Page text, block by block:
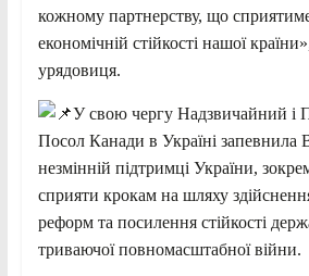
кожному партнерству, що
економічній стійкості нашої
урядовиця.
У свою чергу Надзвичайний і
Посол Канади в Україні запевнила
незмінній підтримці України,
сприяти крокам на шляху
реформ та посилення стійкості
триваючої повномасштабної війни.